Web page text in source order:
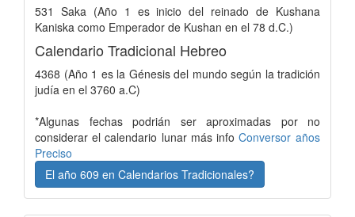
531 Saka (Año 1 es inicio del reinado de Kushana
Kaniska como Emperador de Kushan en el 78 d.C.)
Calendario Tradicional Hebreo
4368 (Año 1 es la Génesis del mundo según la tradición
judía en el 3760 a.C)
*Algunas fechas podrián ser aproximadas por no
considerar el calendario lunar más info Conversor años
Preciso
El año 609 en Calendarios Tradicionales?